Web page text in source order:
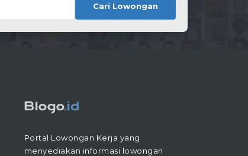
Cari Lowongan
Portal Lowongan Kerja yang
menyediakan informasi lowongan